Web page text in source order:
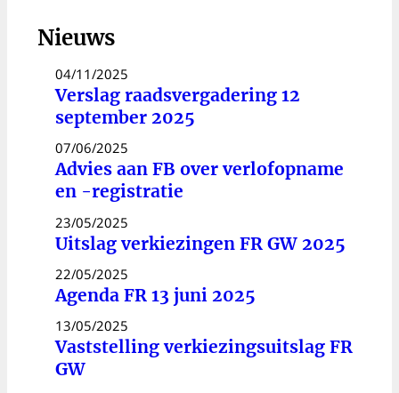
Nieuws
04/11/2025
Verslag raadsvergadering 12
september 2025
07/06/2025
Advies aan FB over verlofopname
en -registratie
23/05/2025
Uitslag verkiezingen FR GW 2025
22/05/2025
Agenda FR 13 juni 2025
13/05/2025
Vaststelling verkiezingsuitslag FR
GW